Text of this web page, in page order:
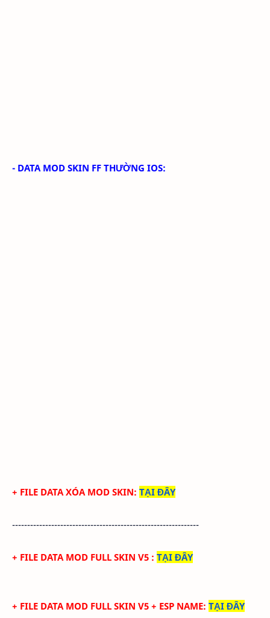
- DATA MOD SKIN FF THƯỜNG IOS:
+ FILE DATA XÓA MOD SKIN: TẠI ĐÂY
--------------------------------------------------------------
+ FILE DATA MOD FULL SKIN V5 : TẠI ĐÂY
+ FILE DATA MOD FULL SKIN V5 + ESP NAME: TẠI ĐÂY